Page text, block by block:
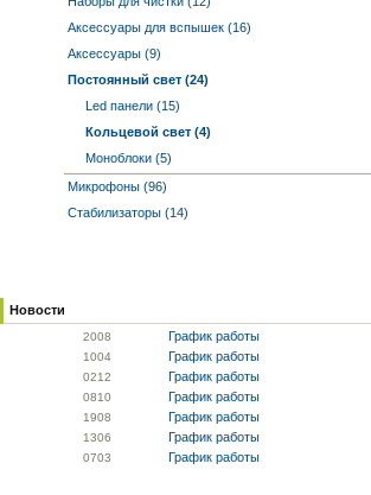
Аксессуары для вспышек (16)
Аксессуары (9)
Постоянный свет (24)
Led панели (15)
Кольцевой свет (4)
Моноблоки (5)
Микрофоны (96)
Стабилизаторы (14)
Новости
2008 График работы
1004 График работы
0212 График работы
0810 График работы
1908 График работы
1306 График работы
0703 График работы